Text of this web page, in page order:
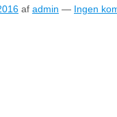
af admin — Ingen